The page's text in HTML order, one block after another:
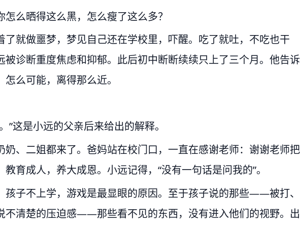
么晒得这么黑，怎么瘦了这么多？
了就做噩梦，梦见自己还在学校里，吓醒。吃了就吐，不吃也干
被诊断重度焦虑和抑郁。此后初中断断续续只上了三个月。他告诉
么可能，离得那么近。
”这是小远的父亲后来给出的解释。
奶、二姐都来了。爸妈站在校门口，一直在感谢老师：谢谢老师把
育成人，养大成恩。小远记得，“没有一句话是问我的”。
孩子不上学，游戏是最显眼的原因。至于孩子说的那些——被打、
不清楚的压迫感——那些看不见的东西，没有进入他们的视野。出